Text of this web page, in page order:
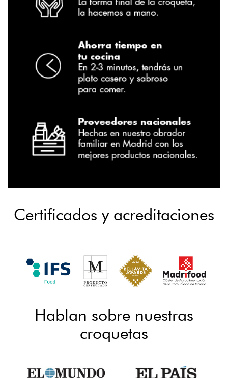
Certificados y acreditaciones
Hablan sobre nuestras
croquetas